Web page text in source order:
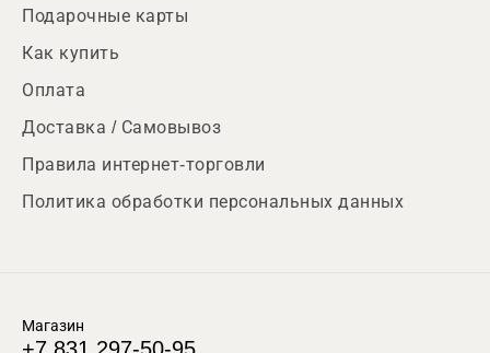
Подарочные карты
Как купить
Оплата
Доставка / Самовывоз
Правила интернет-торговли
Политика обработки персональных данных
Магазин